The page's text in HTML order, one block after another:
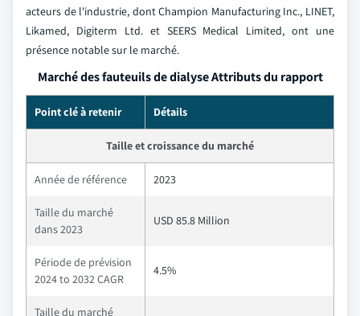
acteurs de l'industrie, dont Champion Manufacturing Inc., LINET,
Likamed, Digiterm Ltd. et SEERS Medical Limited, ont une
présence notable sur le marché.
Marché des fauteuils de dialyse Attributs du rapport
Point clé à retenir Détails
Taille et croissance du marché
Année de référence 2023
Taille du marché
dans 2023
USD 85.8 Million
Période de prévision
2024 to 2032 CAGR
4.5%
Taille du marché